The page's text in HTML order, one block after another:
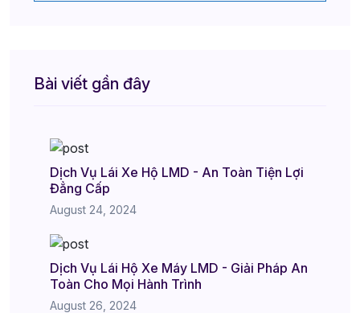
Bài viết gần đây
Dịch Vụ Lái Xe Hộ LMD - An Toàn Tiện Lợi
Đẳng Cấp
August 24, 2024
Dịch Vụ Lái Hộ Xe Máy LMD - Giải Pháp An
Toàn Cho Mọi Hành Trình
August 26, 2024